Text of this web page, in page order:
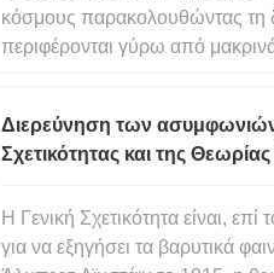
κόσμους παρακολουθώντας τη
περιφέρονται γύρω από
θα μπορούσαν να έχο
Διερεύνηση των ασυμφωνιών
Σχετικότητας και της
Η Γενική Σχετικότητα είναι,
για να εξηγήσει τα βαρυτικά